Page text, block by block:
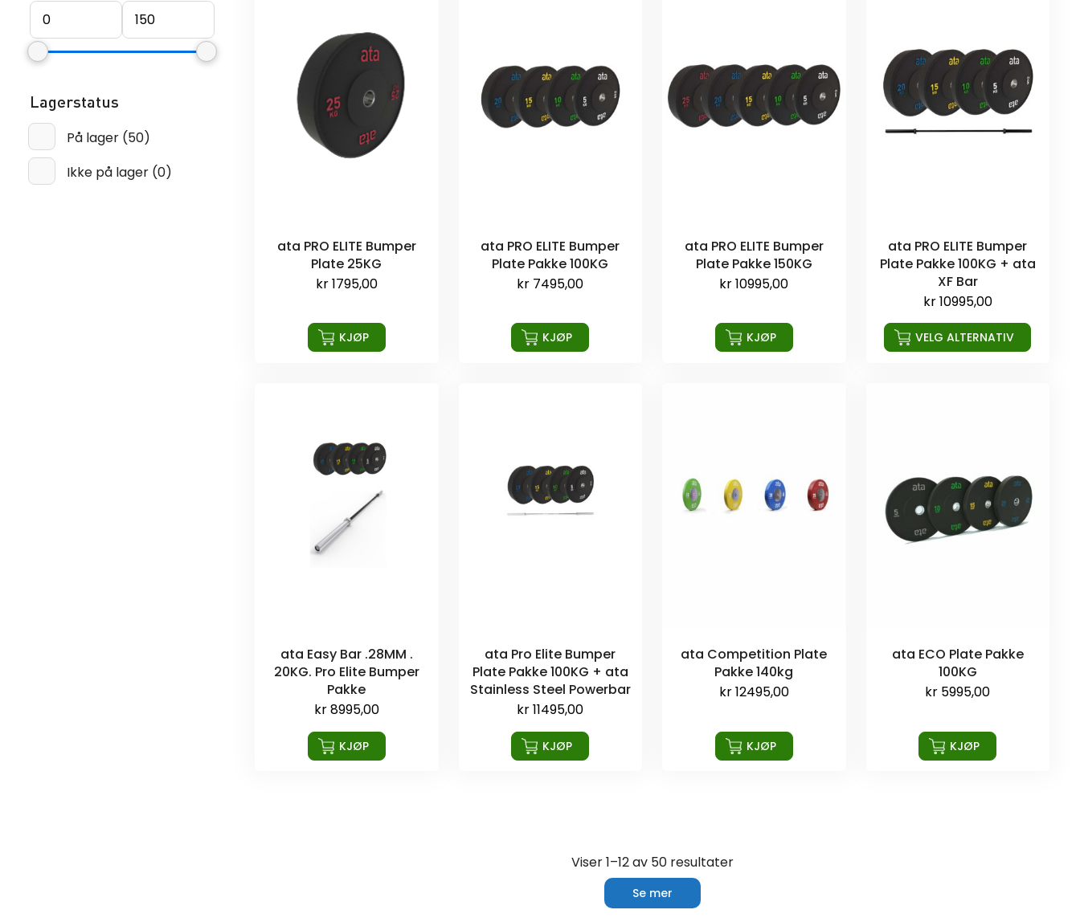
Lagerstatus
På lager (50)
Ikke på lager (0)
ata PRO ELITE Bumper
Plate 25KG
kr1795,00
KJØP
ata PRO ELITE Bumper
Plate Pakke 100KG
kr 7495,00
KJØP
ata PRO ELITE Bumper
Plate Pakke 150KG
kr10995,00
KJØP
ata PRO ELITE Bumper
Plate Pakke 100KG + ata
XF Bar
kr10995,00
VELG ALTERNATIV
ata Easy Bar .28MM .
20KG. Pro Elite Bumper
Pakke
kr8995,00
KJØP
ata Pro Elite Bumper
Plate Pakke 100KG + ata
Stainless Steel Powerbar
kr11495,00
KJØP
ata Competition Plate
Pakke 140kg
kr12495,00
KJØP
ata ECO Plate Pakke
100KG
kr 5995,00
KJØP
Viser 1–12 av 50 resultater
Se mer